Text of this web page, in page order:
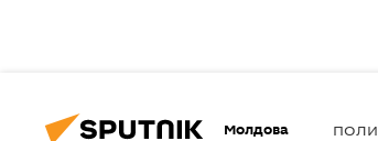
Молдова